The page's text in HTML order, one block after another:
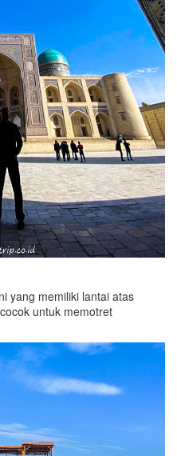
yang memiliki lantai atas
untuk memotret